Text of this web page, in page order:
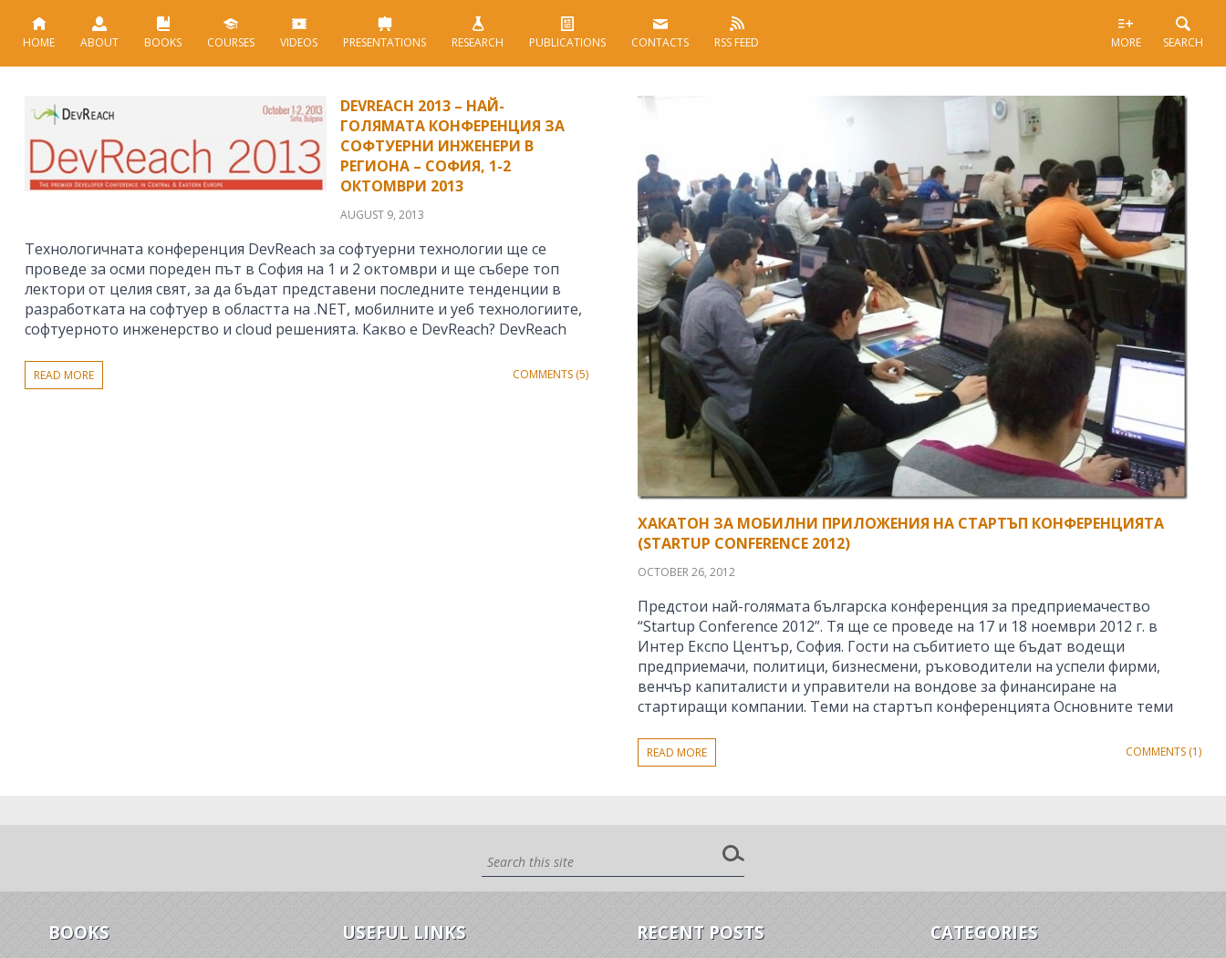
HOME ABOUT BOOKS COURSES VIDEOS PRESENTATIONS RESEARCH PUBLICATIONS CONTACTS RSS FEED SEARCH
MORE
DEVREACH 2013 – НАЙ-
ГОЛЯМАТА КОНФЕРЕНЦИЯ ЗА
СОФТУЕРНИ ИНЖЕНЕРИ В
РЕГИОНА – СОФИЯ, 1-2
ОКТОМВРИ 2013
AUGUST 9, 2013
Технологичната конференция DevReach за софтуерни технологии ще се
проведе за осми пореден път в София на 1 и 2 октомври и ще събере топ
лектори от целия свят, за да бъдат представени последните тенденции в
разработката на софтуер в областта на .NET, мобилните и уеб технологиите,
софтуерното инженерство и cloud решенията. Какво е DevReach? DevReach
READ MORE COMMENTS (5)
ХАКАТОН ЗА МОБИЛНИ ПРИЛОЖЕНИЯ НА СТАРТЪП КОНФЕРЕНЦИЯТА
(STARTUP CONFERENCE 2012)
OCTOBER 26, 2012
Предстои най-голямата българска конференция за предприемачество
“Startup Conference 2012”. Тя ще се проведе на 17 и 18 ноември 2012 г. в
Интер Експо Център, София. Гости на събитието ще бъдат водещи
предприемачи, политици, бизнесмени, ръководители на успели фирми,
венчър капиталисти и управители на вондове за финансиране на
стартиращи компании. Теми на стартъп конференцията Основните теми
READ MORE COMMENTS (1)
BOOKS USEFUL LINKS RECENT POSTS CATEGORIES